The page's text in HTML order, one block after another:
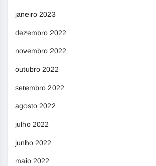
janeiro 2023
dezembro 2022
novembro 2022
outubro 2022
setembro 2022
agosto 2022
julho 2022
junho 2022
maio 2022